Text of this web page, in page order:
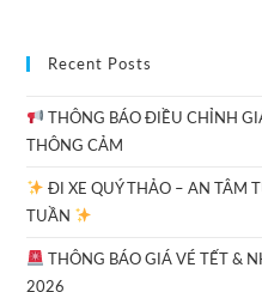
Recent Posts
THÔNG BÁO ĐIỀU CHỈNH
THÔNG CẢM
ĐI XE QUÝ THẢO – AN TÂM
TUẦN
THÔNG BÁO GIÁ VÉ TẾT &
2026